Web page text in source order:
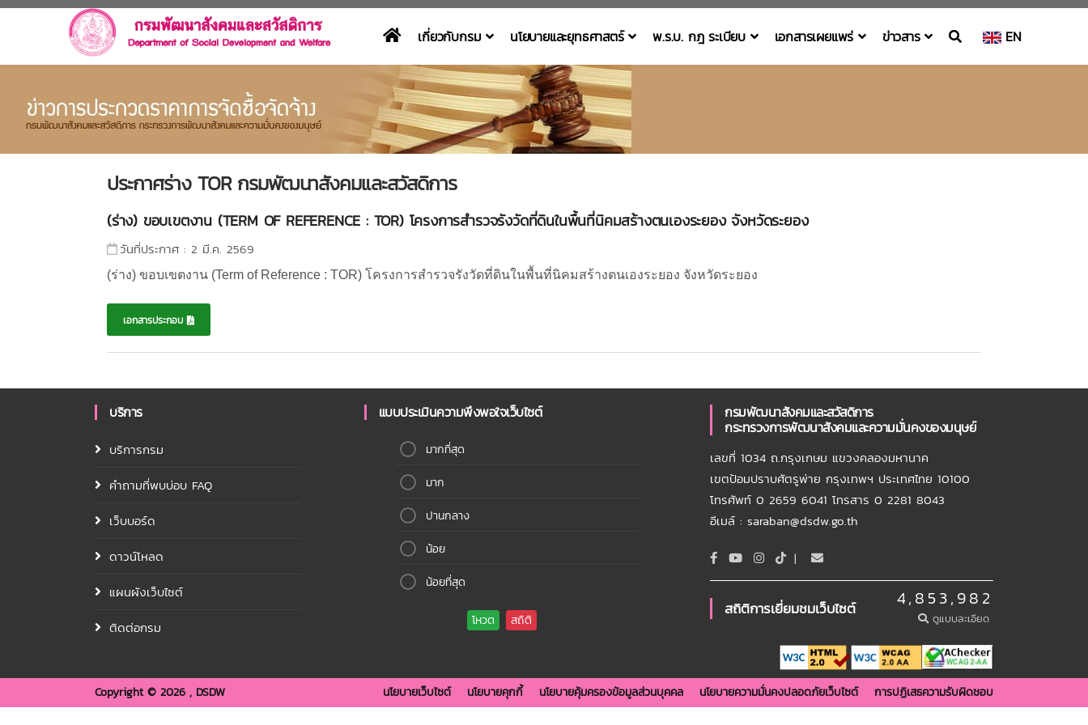
เกี่ยวกับกรม นโยบายและยุทธศาสตร์ พ.ร.บ. กฎ ระเบียบ เอกสารเผยแพร่ ข่าวสาร EN
ประกาศร่าง TOR กรมพัฒนาสังคมและสวัสดิการ
(ร่าง) ขอบเขตงาน (TERM OF REFERENCE : TOR) โครงการสำรวจรังวัดที่ดินในพื้นที่นิคมสร้างตนเองระยอง จังหวัดระยอง
วันที่ประกาศ : 2 มี.ค. 2569
(ร่าง) ขอบเขตงาน (Term of Reference : TOR) โครงการสำรวจรังวัดที่ดินในพื้นที่นิคมสร้างตนเองระยอง จังหวัดระยอง
เอกสารประกอบ
บริการ
บริการกรม
คำถามที่พบบ่อบ FAQ
เว็บบอร์ด
ดาวน์โหลด
แผนผังเว็บไซต์
ติดต่อกรม
แบบประเมินความพึงพอใจเว็บไซต์
มากที่สุด
มาก
ปานกลาง
น้อย
น้อยที่สุด
กรมพัฒนาสังคมและสวัสดิการ
กระทรวงการพัฒนาสังคมและความมั่นคงของมนุษย์
เลขที่ 1034 ถ.กรุงเกษม แขวงคลองมหานาค
เขตป้อมปราบศัตรูพ่าย กรุงเทพฯ ประเทศไทย 10100
โทรศัพท์ 0 2659 6041 โทรสาร 0 2281 8043
อีเมล์ : saraban@dsdw.go.th
|
สถิติการเยี่ยมชมเว็บไซต์ 4,853,982
ดูแบบละเอียด
Copyright © 2026 , DSDW นโยบายเว็บไซต์ นโยบายคุกกี้ นโยบายคุ้มครองข้อมูลส่วนบุคคล นโยบายความมั่นคงปลอดภัยเว็บไซต์ การปฏิเสธความรับผิดชอบ